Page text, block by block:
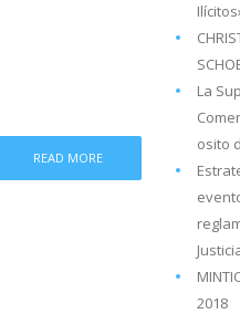
READ MORE
La
osito
2018